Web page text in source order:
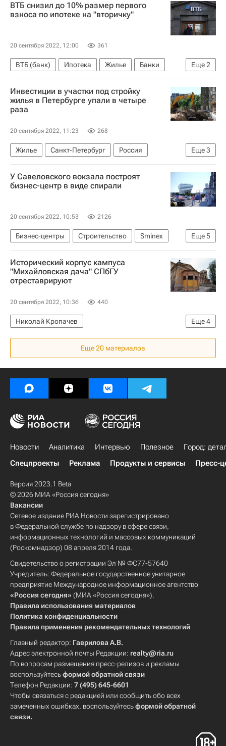
Спортивные объекты
Строительство
ВТБ снизил до 10% размер первого
взноса по ипотеке на "вторичку"
20 сентября 2022, 12:00 361
Еще2
ВТБ (банк) Ипотека Жилье
Банки
Кредиты
Вторичное жилье
Инвестиции в участки под стройку
жилья в Петербурге упали в четыре
раза
20 сентября 2022, 11:23 268
Еще3
Жилье Санкт-Петербург
Россия
Строительство
Земельные участки
Инвестиции
У Савеловского вокзала построят
бизнес-центр в виде спирали
20 сентября 2022, 10:53 2126
Еще5
Бизнес-центры Строительство
Sminex
Москва
Москомархитектура
Сергей Кузнецов (архитектор)
Коммерческая недвижимость
Исторический корпус кампуса
"Михайловская дача" СПбГУ
отреставрируют
20 сентября 2022, 10:36 440
Еще4
Николай Кропачев
Санкт-Петербургский государственный университет
Санкт-Петербург
Реставрация
Еще 20 материалов
Новости Аналитика Интервью Полезное
Город:
Спецпроекты
Реклама Продукты и сервисы Пресс-
Версия 2023.1 Beta
© 2026 МИА «Россия сегодня»
Вакансии
Сетевое издание РИА Новости зарегистрировано
в Федеральной службе по надзору в сфере связи,
информационных технологий и массовых коммуникаций
(Роскомнадзор) 08 апреля 2014 года.
Свидетельство о регистрации Эл № ФС77-57640
Учредитель: Федеральное государственное унитарное
предприятие Международное информационное агентство
«Россия сегодня» (МИА «Россия сегодня»).
Правила использования материалов
Политика конфиденциальности
Правила применения рекомендательных технологий
Главный редактор: Гаврилова А.В.
Адрес электронной почты Редакции: realty@ria.ru
По вопросам размещения пресс-релизов и рекламы
воспользуйтесьформой обратной связи
Телефон Редакции: 7 (495) 645-6601
Чтобы связаться с редакцией или сообщить обо всех
замеченных ошибках, воспользуйтесьформой обратной
связи.